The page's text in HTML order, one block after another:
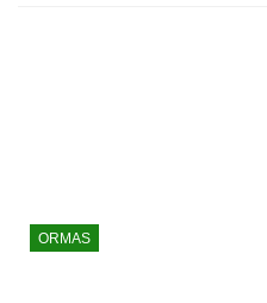
ORMAS
Tuhan